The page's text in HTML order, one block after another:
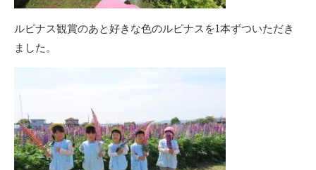
ルピナス観賞のあと好きな色のルピナスを1本ずついただき
ました。